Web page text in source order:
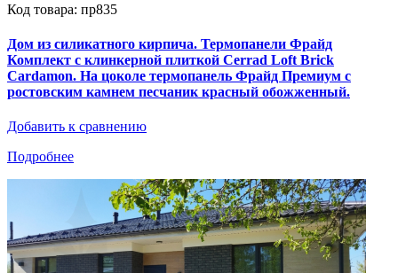
Код товара: пр835
Дом из силикатного кирпича. Термопанели Фрайд
Комплект с клинкерной плиткой Cerrad Loft Brick
Cardamon. На цоколе термопанель Фрайд Премиум с
ростовским камнем песчаник красный обожженный.
Добавить к сравнению
Подробнее